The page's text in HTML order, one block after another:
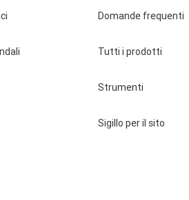
Domande frequenti
Tutti i prodotti
Strumenti
Sigillo per il sito